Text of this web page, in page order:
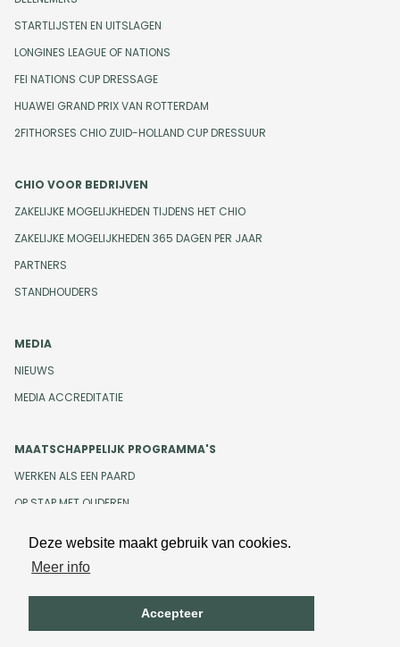
Deze website maakt gebruik van cookies.
Meer info
Accepteer
STARTLIJSTEN EN UITSLAGEN
LONGINES LEAGUE OF NATIONS
FEI NATIONS CUP DRESSAGE
HUAWEI GRAND PRIX VAN ROTTERDAM
2FITHORSES CHIO ZUID-HOLLAND CUP DRESSUUR
CHIO VOOR BEDRIJVEN
ZAKELIJKE MOGELIJKHEDEN TIJDENS HET CHIO
ZAKELIJKE MOGELIJKHEDEN 365 DAGEN PER JAAR
PARTNERS
STANDHOUDERS
MEDIA
NIEUWS
MEDIA ACCREDITATIE
MAATSCHAPPELIJK PROGRAMMA'S
WERKEN ALS EEN PAARD
OP STAP MET OUDEREN
Design en development door